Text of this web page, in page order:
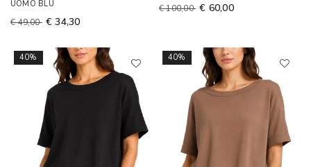
UOMO BLU
€ 49,00 € 34,30
€ 100,00 € 60,00
40% 40%